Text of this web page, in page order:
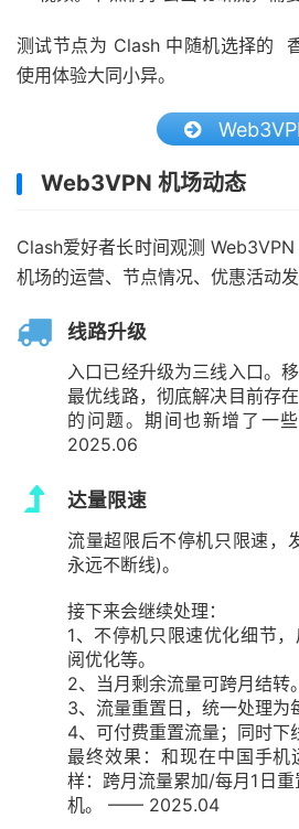
测试节点为 Clash 中随机选择的
使用体验大同小异。
Web3VPN 机场动态
Clash爱好者长时间观测
机场的运营、节点情况、优惠活动发
线路升级
入口已经升级为三线入口。
最优线路，彻底解决目前存
的问题。期间也新增了一
2025.06
达量限速
流量超限后不停机只限速，
永远不断线)。
接下来会继续处理：
1、不停机只限速优化细节
阅优化等。
2、当月剩余流量可跨月结转。
3、流量重置日，统一处理为
4、可付费重置流量；同时下
最终效果：和现在中国手
样：跨月流量累加/每月1日
机。 —— 2025.04